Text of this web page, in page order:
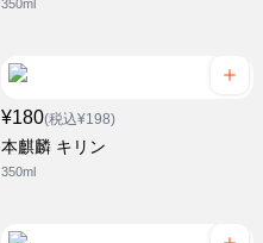
350ml
¥180(税込¥198)
本麒麟 キリン
350ml